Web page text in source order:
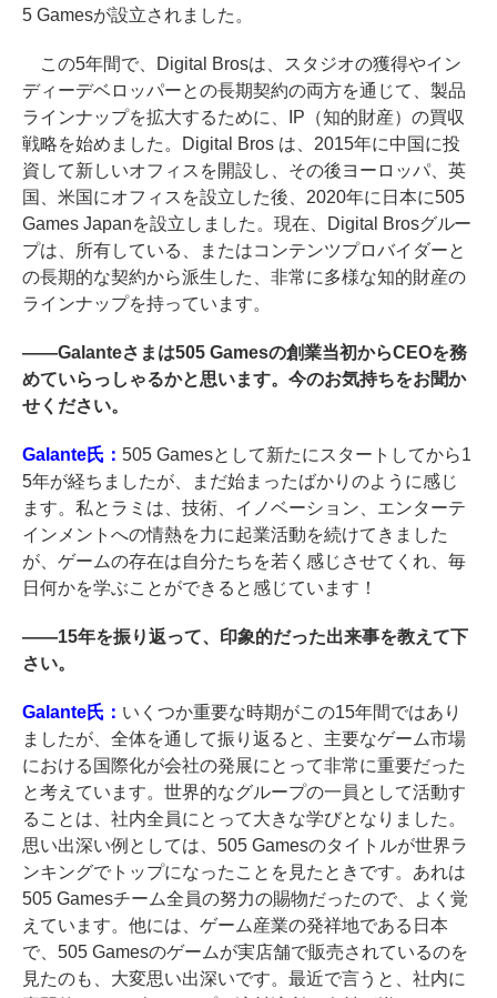
5 Gamesが設立されました。
この5年間で、Digital Brosは、スタジオの獲得やイン
ディーデベロッパーとの長期契約の両方を通じて、製品
ラインナップを拡大するために、IP（知的財産）の買収
戦略を始めました。Digital Bros は、2015年に中国に投
資して新しいオフィスを開設し、その後ヨーロッパ、英
国、米国にオフィスを設立した後、2020年に日本に505
Games Japanを設立しました。現在、Digital Brosグルー
プは、所有している、またはコンテンツプロバイダーと
の長期的な契約から派生した、非常に多様な知的財産の
ラインナップを持っています。
――Galanteさまは505 Gamesの創業当初からCEOを務
めていらっしゃるかと思います。今のお気持ちをお聞か
せください。
Galante氏： 505 Gamesとして新たにスタートしてから1
5年が経ちましたが、まだ始まったばかりのように感じ
ます。私とラミは、技術、イノベーション、エンターテ
インメントへの情熱を力に起業活動を続けてきました
が、ゲームの存在は自分たちを若く感じさせてくれ、毎
日何かを学ぶことができると感じています！
――15年を振り返って、印象的だった出来事を教えて下
さい。
Galante氏： いくつか重要な時期がこの15年間ではあり
ましたが、全体を通して振り返ると、主要なゲーム市場
における国際化が会社の発展にとって非常に重要だった
と考えています。世界的なグループの一員として活動す
ることは、社内全員にとって大きな学びとなりました。
思い出深い例としては、505 Gamesのタイトルが世界ラ
ンキングでトップになったことを見たときです。あれは
505 Gamesチーム全員の努力の賜物だったので、よく覚
えています。他には、ゲーム産業の発祥地である日本
で、505 Gamesのゲームが実店舗で販売されているのを
見たのも、大変思い出深いです。最近で言うと、社内に